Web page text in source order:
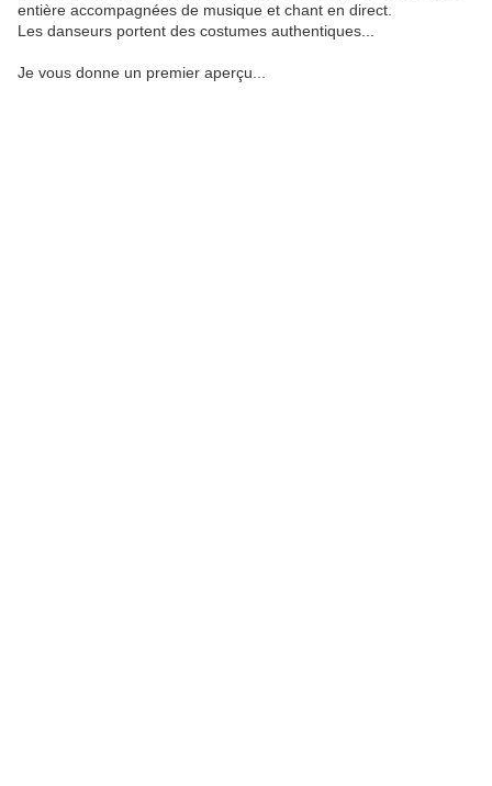
entière accompagnées de musique et chant en direct.
Les danseurs portent des costumes authentiques...
Je vous donne un premier aperçu...